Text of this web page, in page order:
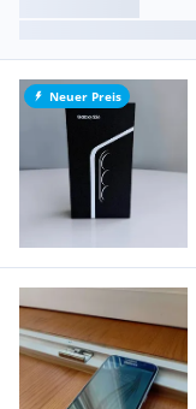
Neuer Preis